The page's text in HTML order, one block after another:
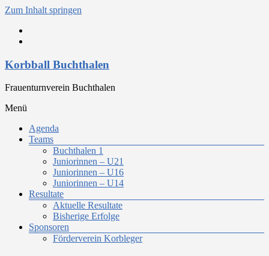
Zum Inhalt springen
Korbball Buchthalen
Frauenturnverein Buchthalen
Menü
Agenda
Teams
Buchthalen 1
Juniorinnen – U21
Juniorinnen – U16
Juniorinnen – U14
Resultate
Aktuelle Resultate
Bisherige Erfolge
Sponsoren
Förderverein Korbleger